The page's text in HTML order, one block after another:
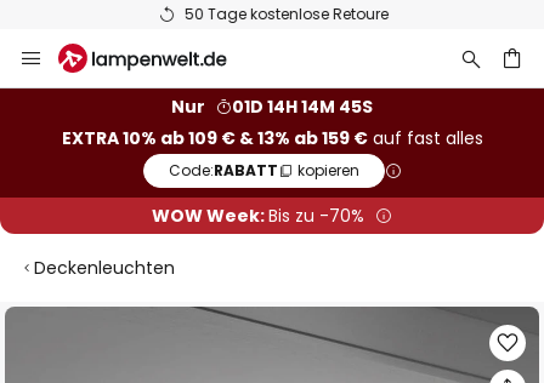
50 Tage kostenlose Retoure
Inhalt
Nur
01D 14H 14M 45S
EXTRA 10% ab 109 € & 13% ab 159 €auf fast alles
Code:RABATT kopieren
WOW Week:Bis zu -70%
Deckenleuchten
Zum